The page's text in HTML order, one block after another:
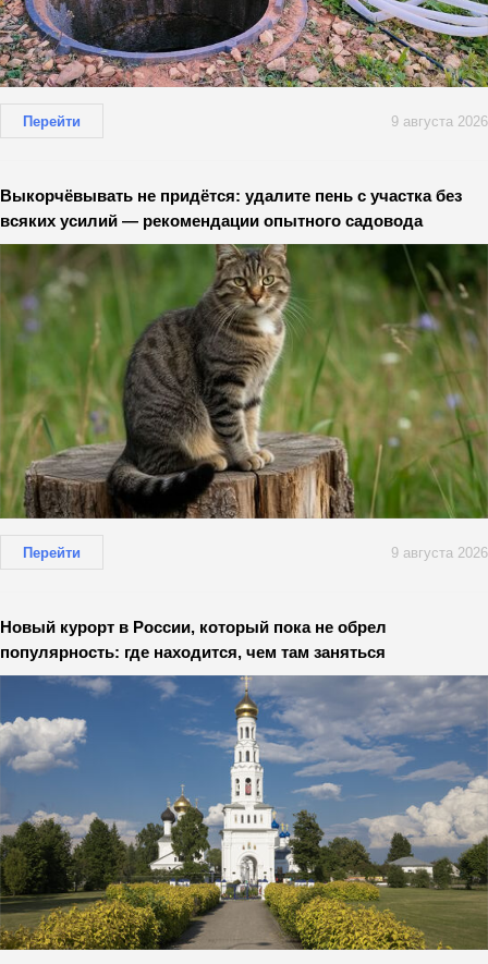
Перейти 9 августа 2026
Выкорчёвывать не придётся: удалите пень с участка без
всяких усилий — рекомендации опытного садовода
Перейти 9 августа 2026
Новый курорт в России, который пока не обрел
популярность: где находится, чем там заняться